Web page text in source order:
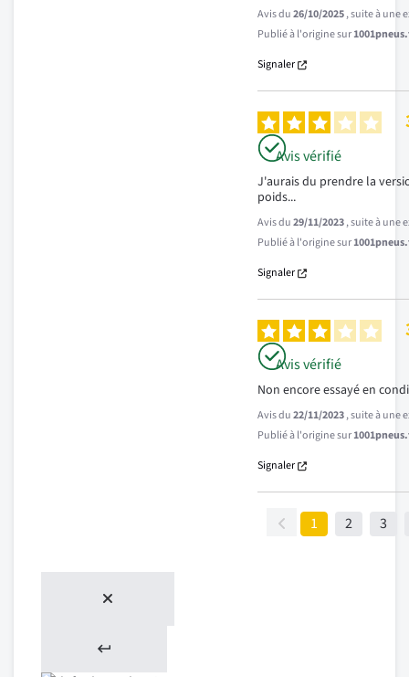
Avis du26/10/2025, suite à une
Publié à l'origine sur
Signaler
Avis vérifié
J'aurais du prendre la
poids...
Avis du29/11/2023, suite à une
Publié à l'origine sur
Signaler
Avis vérifié
Non encore essayé en
Avis du22/11/2023, suite à une
Publié à l'origine sur
Signaler
1 2 3